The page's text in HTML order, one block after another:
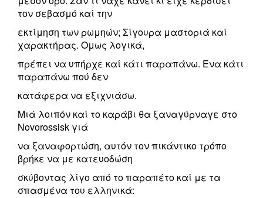
τον σεβασμό καί την
εκτίμηση των ρωμηών; Σίγουρα μαστοριά καί
χαρακτήρας. Ομως λογικά,
πρέπει να υπήρχε καί κάτι παραπάνω. Ενα κάτι
παραπάνω πού δεν
κατάφερα να εξιχνιάσω.
Μιά λοιπόν καί το καράβι θα ξαναγύρναγε στο
Novorossisk γιά
να ξαναφορτώση, αυτόν τον πικάντικο τρόπο
βρήκε να με κατευοδώση
σκύβοντας λίγο από το παραπέτο καί με τα
σπασμένα του ελληνικά: